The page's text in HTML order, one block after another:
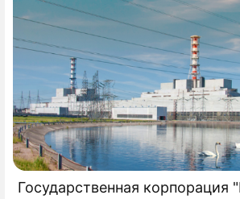
Государственная корпорация